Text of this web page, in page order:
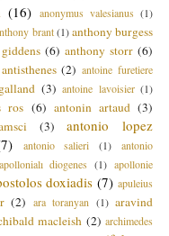
(16) anonymus valesianus (1)
brant (1) anthony burgess
(6) anthony storr (6)
antisthenes (2) antoine furetiere
(3) antoine lavoisier (1)
ros (6) antonin artaud (3)
(3)
antonio lopez
antonio salieri (1)
antonio
apollonialı diogenes (1) apollonie
doxiadis (7) apuleius
(2) ara toranyan (1) aravind
macleish (2) archimedes